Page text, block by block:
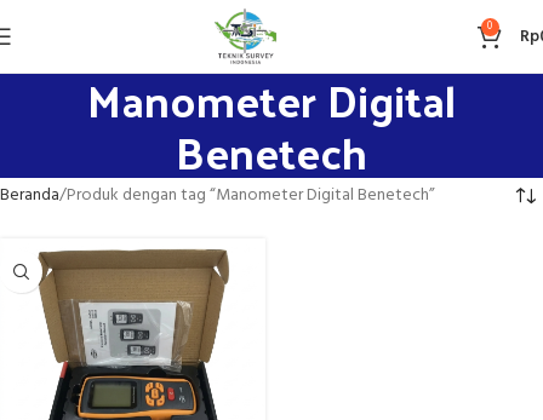
0 Rp
Manometer Digital
Benetech
Beranda Produk dengan tag “Manometer Digital Benetech”